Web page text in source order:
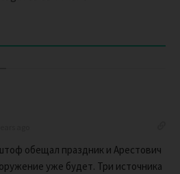
обещал праздник и Арестович
уже будет. Три источника